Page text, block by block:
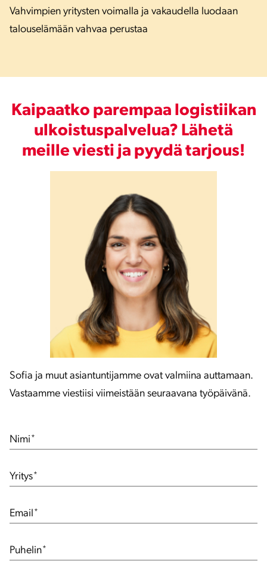
Vahvimpien yritysten voimalla ja vakaudella luodaan
talouselämään vahvaa perustaa
Kaipaatko parempaa logistiikan
ulkoistuspalvelua? Lähetä
meille viesti ja pyydä tarjous!
Sofia ja muut asiantuntijamme ovat valmiina auttamaan.
Vastaamme viestiisi viimeistään seuraavana työpäivänä.
Nimi *
Yritys*
Email *
Puhelin*